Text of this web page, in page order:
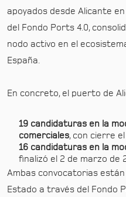
apoyados desde Alicante
del Fondo Ports 4.0,
nodo activo en el
España.
En concreto, el puerto de
19 candidaturas en la
comerciales, con cierre
16 candidaturas en la
finalizó el 2 de marzo de
Ambas convocatorias
Estado a través del Fondo